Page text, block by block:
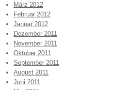
März 2012
Februar 2012
Januar 2012
Dezember 2011
November 2011
Oktober 2011
September 2011
August 2011
Juni 2011